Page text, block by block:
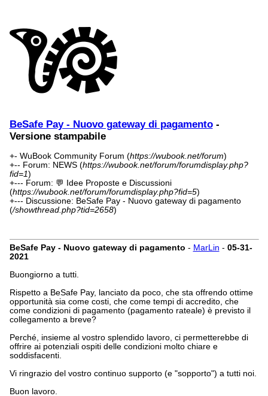
BeSafe Pay - Nuovo gateway di pagamento-
Versione stampabile
+- WuBook Community Forum (https://wubook.net/forum)
+-- Forum: NEWS (https://wubook.net/forum/forumdisplay.php?
fid=1)
+--- Forum: 💬 Idee Proposte e Discussioni
(https://wubook.net/forum/forumdisplay.php?fid=5)
+--- Discussione: BeSafe Pay - Nuovo gateway di pagamento
(/showthread.php?tid=2658)
BeSafe Pay - Nuovo gateway di pagamento - MarLin - 05-31-
2021
Buongiorno a tutti.
Rispetto a BeSafe Pay, lanciato da poco, che sta offrendo ottime
opportunità sia come costi, che come tempi di accredito, che
come condizioni di pagamento (pagamento rateale) è previsto il
collegamento a breve?
Perché, insieme al vostro splendido lavoro, ci permetterebbe di
offrire ai potenziali ospiti delle condizioni molto chiare e
soddisfacenti.
Vi ringrazio del vostro continuo supporto (e "sopporto") a tutti noi.
Buon lavoro.